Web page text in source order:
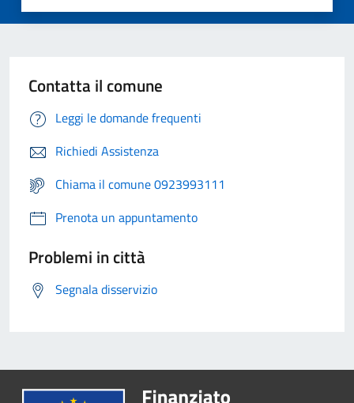
Contatta il comune
Leggi le domande frequenti
Richiedi Assistenza
Chiama il comune 0923993111
Prenota un appuntamento
Problemi in città
Segnala disservizio